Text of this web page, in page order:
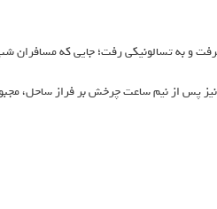
و به تسالونیکی رفت؛ جایی که مسافران
نیز پس از نیم ساعت چرخش بر فراز ساحل،